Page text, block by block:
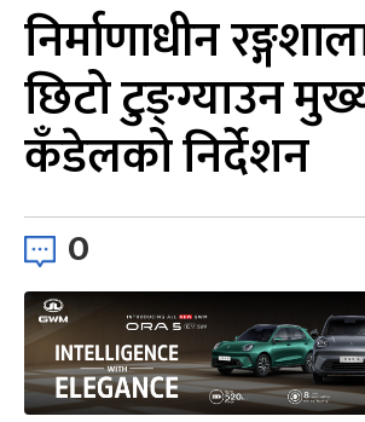
निर्माणाधीन
छिटो टुङ्ग्याउन
कँडेलको निर्देशन
0